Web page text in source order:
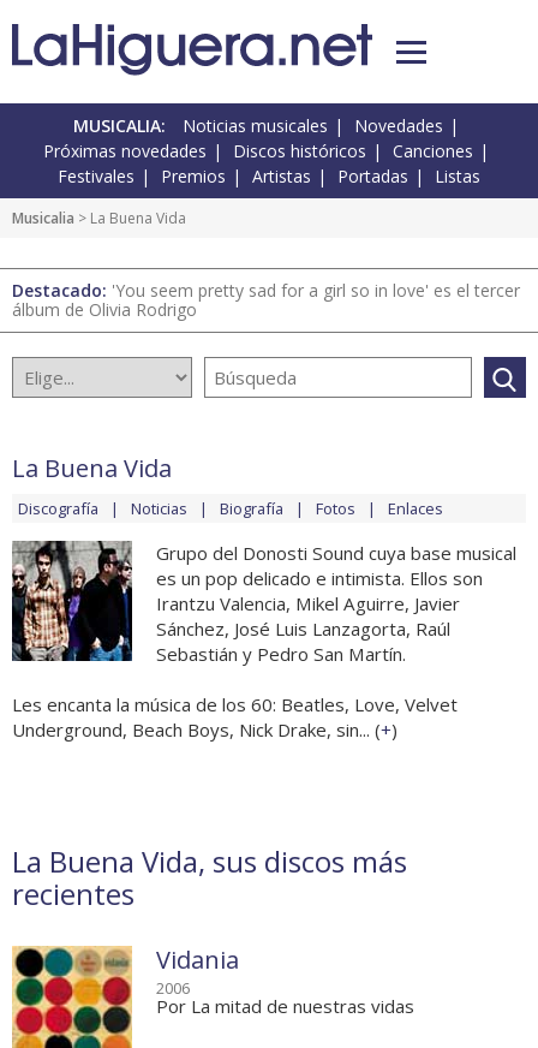
MUSICALIA: Noticias musicales
Novedades
Próximas novedades
Discos históricos
Canciones
Festivales
Premios Artistas Portadas Listas
Musicalia > La Buena Vida
Destacado: 'You seem pretty sad for a girl so in love' es el tercer
álbum de Olivia Rodrigo
La Buena Vida
Discografía Noticias Biografía Fotos Enlaces
Grupo del Donosti Sound cuya base musical
es un pop delicado e intimista. Ellos son
Irantzu Valencia, Mikel Aguirre, Javier
Sánchez, José Luis Lanzagorta, Raúl
Sebastián y Pedro San Martín.
Les encanta la música de los 60: Beatles, Love, Velvet
Underground, Beach Boys, Nick Drake, sin... (+)
La Buena Vida, sus discos más
recientes
Vidania
2006
Por La mitad de nuestras vidas